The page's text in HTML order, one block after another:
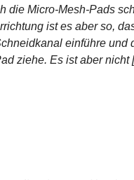
die Micro-Mesh-Pads
ist es aber so,
einführe und
ziehe. Es ist aber